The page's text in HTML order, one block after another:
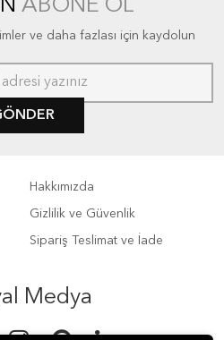
ABONE OL
ve daha fazlası için kaydolun
Hakkımızda
Gizlilik ve Güvenlik
Sipariş Teslimat ve İade
Medya